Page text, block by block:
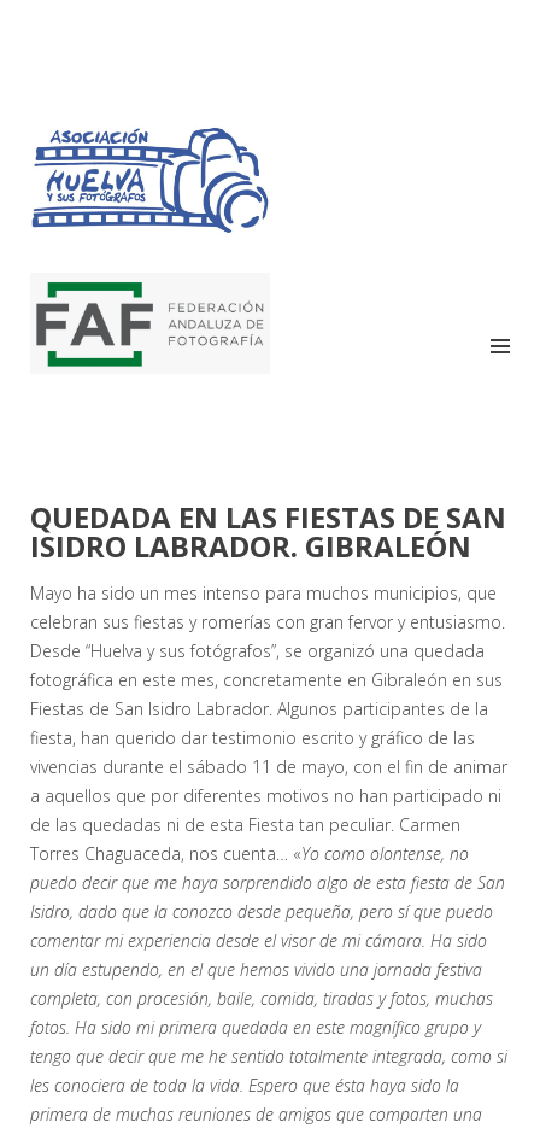
HUELVA Y SUS
FOTÓGRAFOS
QUEDADA EN LAS FIESTAS DE SAN
ISIDRO LABRADOR. GIBRALEÓN
Mayo ha sido un mes intenso para muchos municipios, que
celebran sus fiestas y romerías con gran fervor y entusiasmo.
Desde “Huelva y sus fotógrafos”, se organizó una quedada
fotográfica en este mes, concretamente en Gibraleón en sus
Fiestas de San Isidro Labrador. Algunos participantes de la
fiesta, han querido dar testimonio escrito y gráfico de las
vivencias durante el sábado 11 de mayo, con el fin de animar
a aquellos que por diferentes motivos no han participado ni
de las quedadas ni de esta Fiesta tan peculiar. Carmen
Torres Chaguaceda, nos cuenta… «Yo como olontense, no
puedo decir que me haya sorprendido algo de esta fiesta de San
Isidro, dado que la conozco desde pequeña, pero sí que puedo
comentar mi experiencia desde el visor de mi cámara. Ha sido
un día estupendo, en el que hemos vivido una jornada festiva
completa, con procesión, baile, comida, tiradas y fotos, muchas
fotos. Ha sido mi primera quedada en este magnífico grupo y
tengo que decir que me he sentido totalmente integrada, como si
les conociera de toda la vida. Espero que ésta haya sido la
primera de muchas reuniones de amigos que comparten una